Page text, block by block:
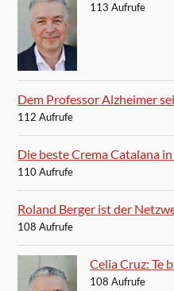
113 Aufrufe
Dem Professor Alzheimer
112 Aufrufe
Die beste Crema Catalana
110 Aufrufe
Roland Berger ist der
108 Aufrufe
Celia Cruz: Te
108 Aufrufe